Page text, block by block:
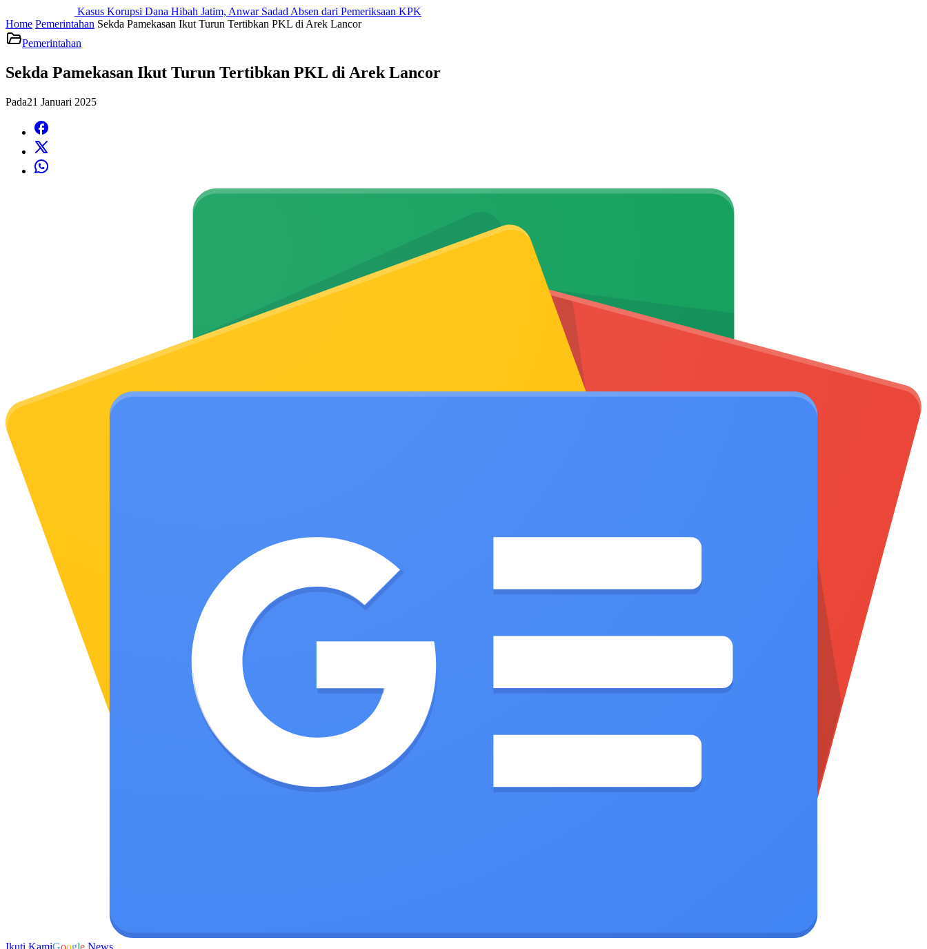
Kasus Korupsi Dana Hibah Jatim, Anwar Sadad Absen dari Pemeriksaan KPK
Home Pemerintahan Sekda Pamekasan Ikut Turun Tertibkan PKL di Arek Lancor
Pemerintahan
Sekda Pamekasan Ikut Turun Tertibkan PKL di Arek Lancor
Pada21 Januari 2025